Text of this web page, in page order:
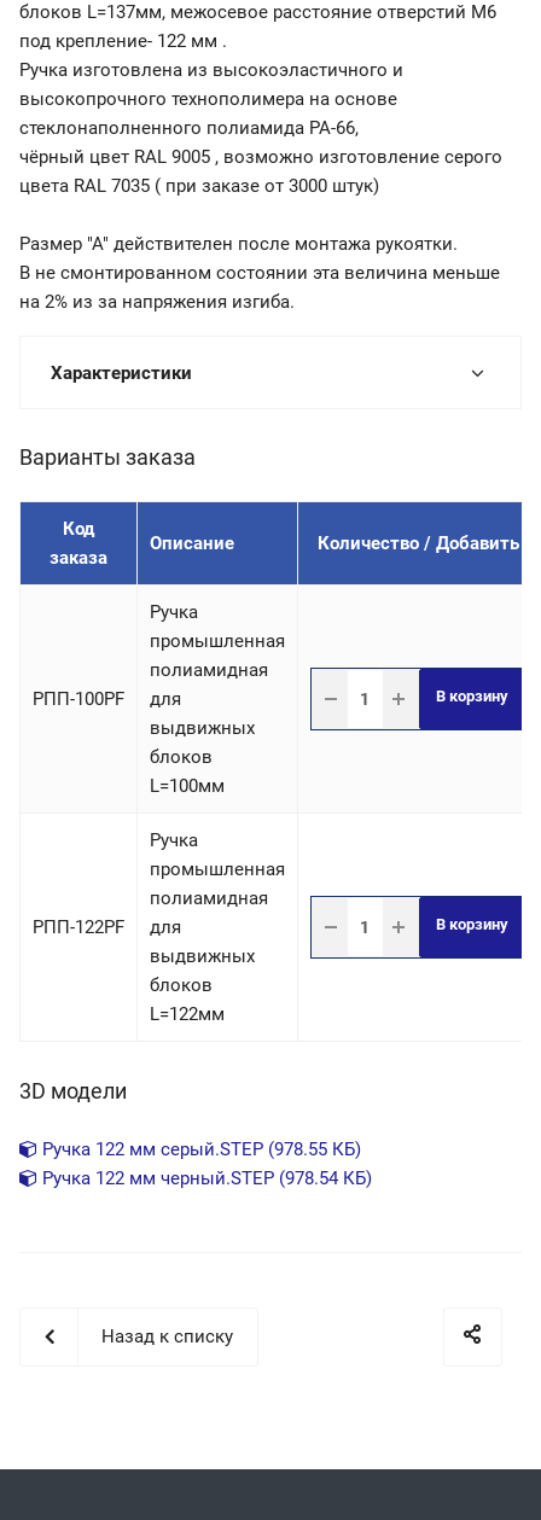
блоков L=137мм, межосевое расстояние отверстий М6
под крепление- 122 мм .
Ручка изготовлена из высокоэластичного и
высокопрочного технополимера на основе
стеклонаполненного полиамида РА-66,
чёрный цвет RAL 9005 , возможно изготовление серого
цвета RAL 7035 ( при заказе от 3000 штук)
Размер "А" действителен после монтажа рукоятки.
В не смонтированном состоянии эта величина меньше
на 2% из за напряжения изгиба.
Характеристики
Варианты заказа
Код
заказа
Описание Количество / Добавить
РПП-100PF
Ручка
промышленная
полиамидная
для
выдвижных
блоков
L=100мм
В корзину
РПП-122PF
Ручка
промышленная
полиамидная
для
выдвижных
блоков
L=122мм
В корзину
3D модели
Ручка 122 мм серый.STEP (978.55 КБ)
Ручка 122 мм черный.STEP (978.54 КБ)
Назад к списку